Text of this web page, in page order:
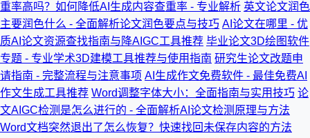
重率高吗？如何降低AI生成内容查重率 - 专业解析 英文论文润色
主要润色什么 - 全面解析论文润色要点与技巧 AI论文在哪里 - 优
质AI论文资源查找指南与降AIGC工具推荐 毕业论文3D绘图软件
专题 - 专业学术3D建模工具推荐与使用指南 研究生论文改题申
请指南 - 完整流程与注意事项 AI生成作文免费软件 - 最佳免费AI
作文生成工具推荐 Word调整字体大小：全面指南与实用技巧 论
文AIGC检测是怎么进行的 - 全面解析AI论文检测原理与方法
Word文档突然退出了怎么恢复？快速找回未保存内容的方法